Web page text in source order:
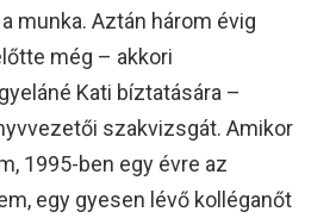
munka. Aztán három évig
még – akkori
Kati bíztatására –
szakvizsgát. Amikor
1995-ben egy évre az
egy gyesen lévő kolléganőt